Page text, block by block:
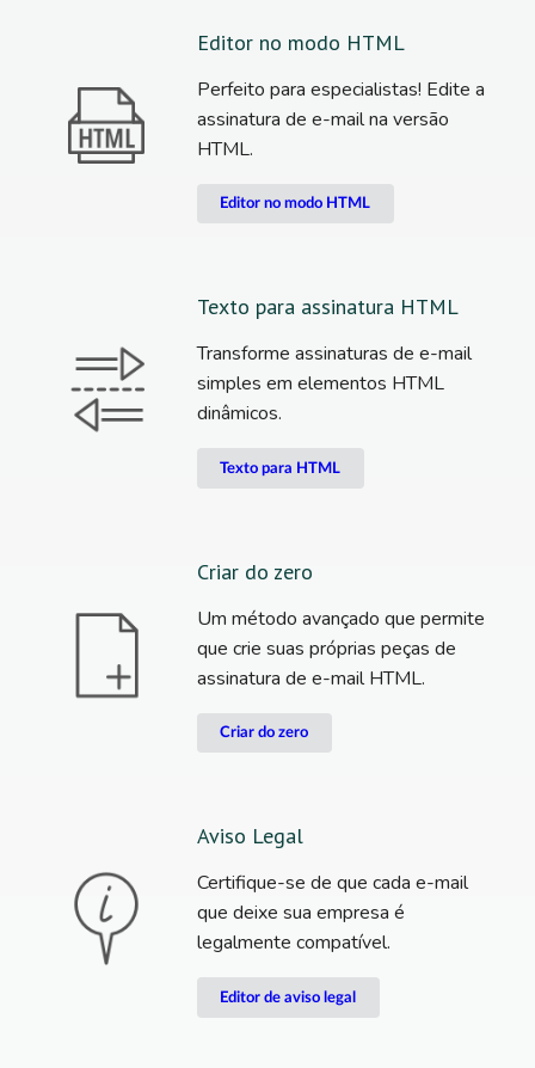
Editor no modo HTML
Perfeito para especialistas! Edite a
assinatura de e-mail na versão
HTML.
Editor no modo HTML
Texto para assinatura HTML
Transforme assinaturas de e-mail
simples em elementos HTML
dinâmicos.
Texto para HTML
Criar do zero
Um método avançado que permite
que crie suas próprias peças de
assinatura de e-mail HTML.
Criar do zero
Aviso Legal
Certifique-se de que cada e-mail
que deixe sua empresa é
legalmente compatível.
Editor de aviso legal